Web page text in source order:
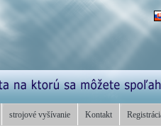
strojové vyšívanie Kontakt